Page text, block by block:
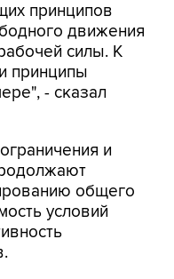
принципов
движения
силы. К
принципы
- сказал
и
общего
условий